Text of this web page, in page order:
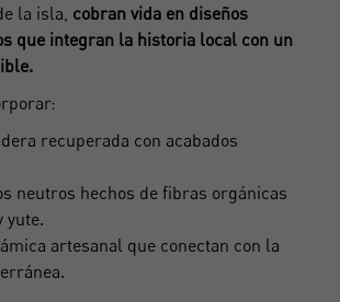
la isla, cobran vida en diseños
que integran la historia local con un
recuperada con acabados
neutros hechos de fibras orgánicas
yute.
artesanal que conectan con la